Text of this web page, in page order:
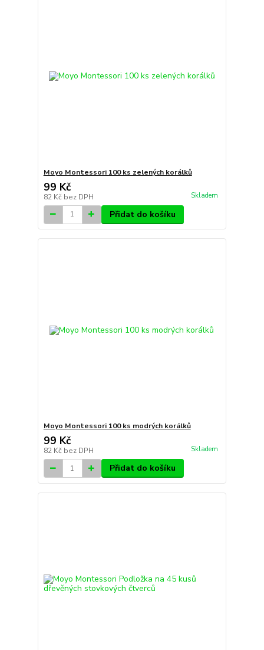
Moyo Montessori 100 ks zelených korálků
99 Kč
82 Kč bez DPH Skladem
Přidat do košíku
Moyo Montessori 100 ks modrých korálků
99 Kč
82 Kč bez DPH Skladem
Přidat do košíku